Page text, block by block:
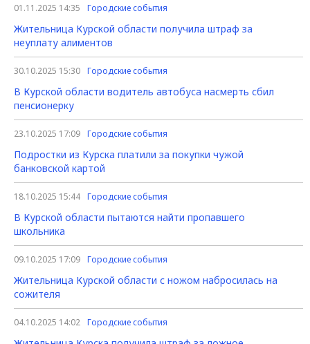
01.11.2025 14:35 Городские события
Жительница Курской области получила штраф за
неуплату алиментов
30.10.2025 15:30 Городские события
В Курской области водитель автобуса насмерть сбил
пенсионерку
23.10.2025 17:09 Городские события
Подростки из Курска платили за покупки чужой
банковской картой
18.10.2025 15:44 Городские события
В Курской области пытаются найти пропавшего
школьника
09.10.2025 17:09 Городские события
Жительница Курской области с ножом набросилась на
сожителя
04.10.2025 14:02 Городские события